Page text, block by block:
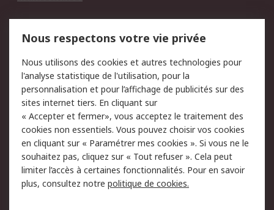
du site
Politique de protection
des données - Mise à
jour
Sécurité des E-mails
Conditions générales
de vente
Politique anti-
corruption
Campagnes marketing
A propos de RS
Nous respectons votre vie privée
Nous utilisons des cookies et autres technologies pour
l'analyse statistique de l'utilisation, pour la
personnalisation et pour l’affichage de publicités sur des
sites internet tiers. En cliquant sur
« Accepter et fermer», vous acceptez le traitement des
cookies non essentiels. Vous pouvez choisir vos cookies
en cliquant sur « Paramétrer mes cookies ». Si vous ne le
souhaitez pas, cliquez sur « Tout refuser ». Cela peut
limiter l’accès à certaines fonctionnalités. Pour en savoir
plus, consultez notre politique de cookies.